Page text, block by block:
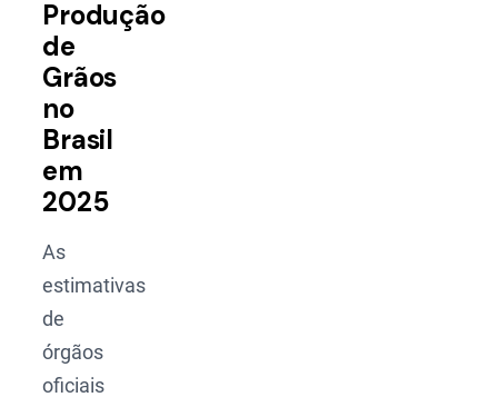
Produção
de
Grãos
no
Brasil
em
2025
As
estimativas
de
órgãos
oficiais